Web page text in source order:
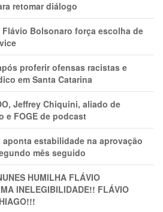
retomar diálogo
Flávio Bolsonaro força escolha de
proferir ofensas racistas e
em Santa Catarina
Jeffrey Chiquini, aliado de
e FOGE de podcast
aponta estabilidade na aprovação
mês seguido
HUMlLHA FLÁVIO
INELEGIBILIDADE!! FLÁVIO